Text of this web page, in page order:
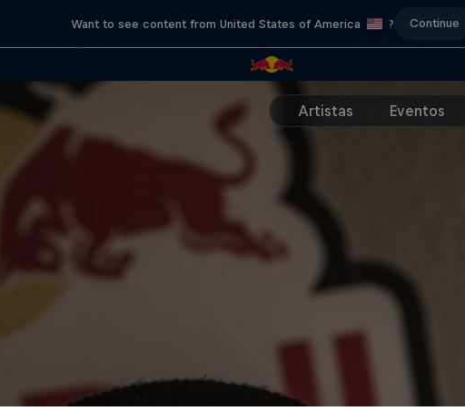
Want to see content from United States of America ? Continue
Artistas Eventos